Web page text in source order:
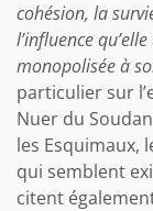
cohésion, la
l’influence
monopolisée à
particulier sur
Nuer du
les Esquimaux,
qui semblent
citent